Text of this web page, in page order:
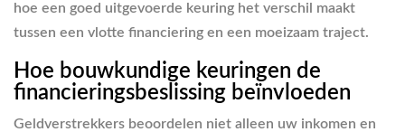
hoe een goed uitgevoerde keuring het verschil maakt
tussen een vlotte financiering en een moeizaam traject.
Hoe bouwkundige keuringen de
financieringsbeslissing beïnvloeden
Geldverstrekkers beoordelen niet alleen uw inkomen en